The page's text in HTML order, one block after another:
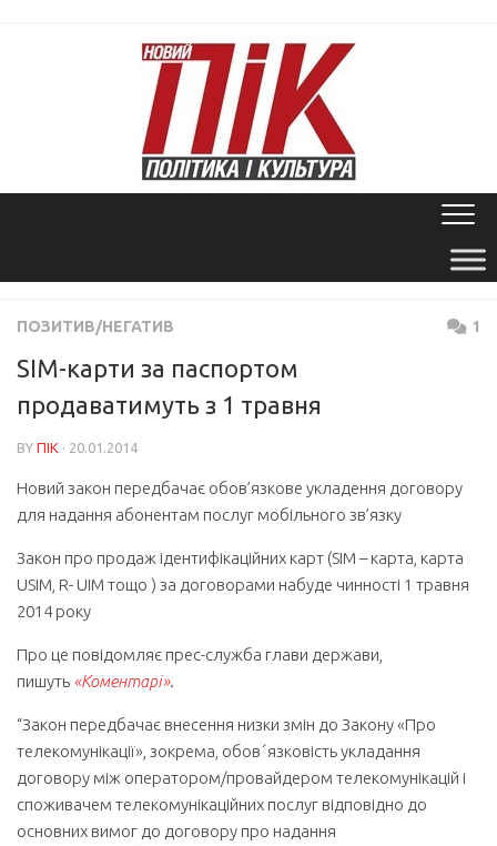
ПОЗИТИВ/НЕГАТИВ 1
SIM-карти за паспортом
продаватимуть з 1 травня
BY ПІК · 20.01.2014
Новий закон передбачає обов’язкове укладення договору
для надання абонентам послуг мобільного зв’язку
Закон про продаж ідентифікаційних карт (SIM – карта, карта
USIM, R- UIM тощо ) за договорами набуде чинності 1 травня
2014 року
Про це повідомляє прес-служба глави держави,
пишуть «Коментарі».
“Закон передбачає внесення низки змін до Закону «Про
телекомунікації», зокрема, обов´язковість укладання
договору між оператором/провайдером телекомунікацій і
споживачем телекомунікаційних послуг відповідно до
основних вимог до договору про надання